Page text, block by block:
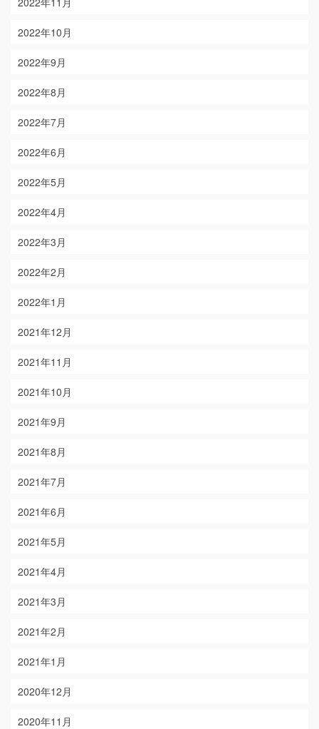
2022年10月
2022年9月
2022年8月
2022年7月
2022年6月
2022年5月
2022年4月
2022年3月
2022年2月
2022年1月
2021年12月
2021年11月
2021年10月
2021年9月
2021年8月
2021年7月
2021年6月
2021年5月
2021年4月
2021年3月
2021年2月
2021年1月
2020年12月
2020年11月